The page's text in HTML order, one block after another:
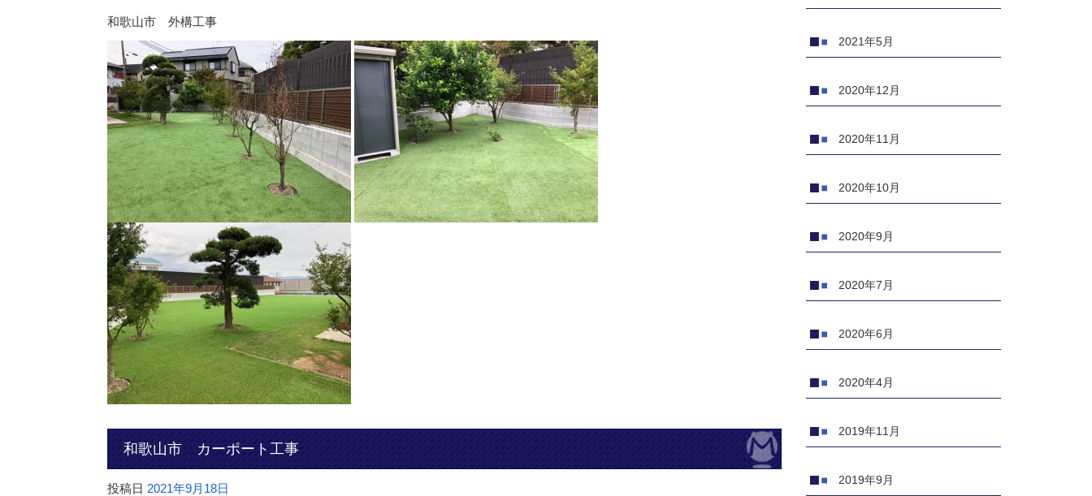
和歌山市 外構工事
和歌山市 カーポート工事
投稿日 2021年9月18日
2021年5月
2020年12月
2020年11月
2020年10月
2020年9月
2020年7月
2020年6月
2020年4月
2019年11月
2019年9月